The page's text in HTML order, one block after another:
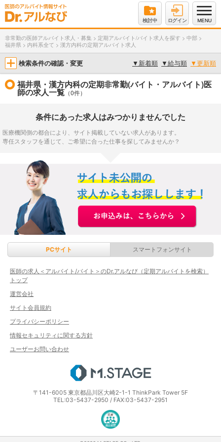
検討中 ログイン MENU
非常勤の医師アルバイト求人・募集 > 定期アルバイト/バイト求人を探す > 中部 >
福井県 > 内科系全て > 漢方内科の定期アルバイト求人
検索条件の確認・変更 ▼ 新着順 ▼給与順 ▼更新順
福井県・漢方内科の定期非常勤(バイト・アルバイト)医
師の求人一覧 （0件）
条件にあった求人はみつかりませんでした
医療機関側の都合により、サイト掲載していない求人があります。
専任スタッフを通じて、ご希望に合った仕事を探してみませんか？
PCサイト スマートフォンサイト
医師の求人＜アルバイト/バイト＞のDr.アルなび（定期アルバイトを検索）
トップ
運営会社
サイト会員規約
プライバシーポリシー
情報セキュリティに関する方針
ユーザーお問い合わせ
〒141-6005 東京都品川区大崎2-1-1 ThinkPark Tower 5F
TEL:03-5437-2950 / FAX:03-5437-2951